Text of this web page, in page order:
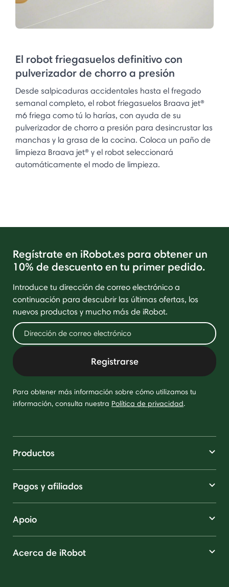
El robot friegasuelos definitivo con
pulverizador de chorro a presión
Desde salpicaduras accidentales hasta el fregado
semanal completo, el robot friegasuelos Braava jet®
m6 friega como tú lo harías, con ayuda de su
pulverizador de chorro a presión para desincrustar las
manchas y la grasa de la cocina. Coloca un paño de
limpieza Braava jet® y el robot seleccionará
automáticamente el modo de limpieza.
Regístrate en iRobot.es para obtener un
10% de descuento en tu primer pedido.
Introduce tu dirección de correo electrónico a
continuación para descubrir las últimas ofertas, los
nuevos productos y mucho más de iRobot.
Registrarse
Para obtener más información sobre cómo utilizamos tu
información, consulta nuestra Política de privacidad.
Productos
Pagos y afiliados
Apoio
Acerca de iRobot